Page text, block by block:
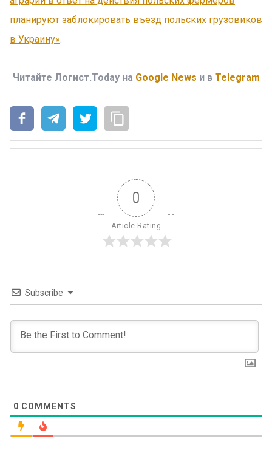
планируют заблокировать въезд польских грузовиков
в Украину».
Читайте Логист.Today на Google News и в Telegram
0
Article Rating
Subscribe
0 COMMENTS